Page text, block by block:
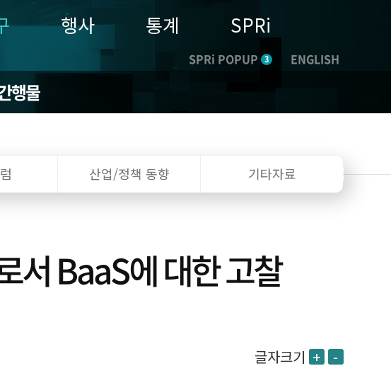
행사 통계 SPRi
SPRi POPUP 3 ENGLISH
행물
산업/정책 동향 기타자료
서 BaaS에 대한 고찰
글자크기 + -